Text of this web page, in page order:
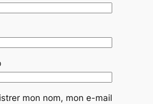
mon nom, mon e-mail